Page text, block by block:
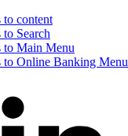
to content
to Search
to Main Menu
to Online Banking Menu